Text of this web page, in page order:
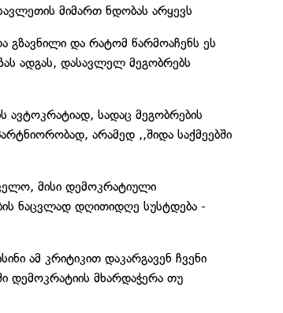
მიმართ ნდობას არყევს
გზავნილი და რატომ წარმოაჩენს ეს
ადგას, დასავლელ მეგობრებს
სადაც მეგობრების
არამედ ,,შიდა საქმეებში
მისი დემოკრატიული
ნაცვლად დღითიდღე სუსტდება -
ამ კრიტიკით დაკარგავენ ჩვენი
დემოკრატიის მხარდაჭერა თუ